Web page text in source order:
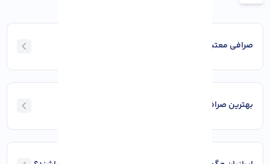
صرافی معتبر چه ویژگی‌ هایی دارد؟
بهترین صرافی برای تازه‌ کارها کدام است؟